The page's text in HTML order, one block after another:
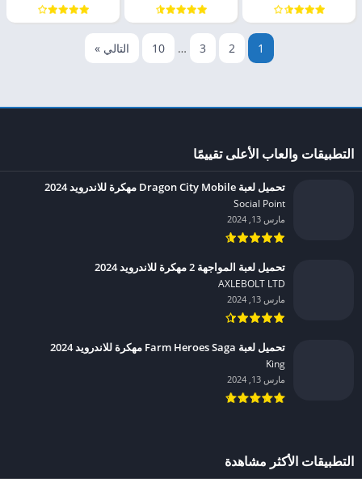
1
2
3
…
10 التالي »
التطبيقات والعاب الأعلى تقييمًا
تحميل لعبة Dragon City Mobile مهكرة للاندرويد 2024
Social Point‏
مارس 13, 2024
تحميل لعبة المواجهة 2 مهكرة للاندرويد 2024
AXLEBOLT LTD‏
مارس 13, 2024
تحميل لعبة Farm Heroes Saga مهكرة للاندرويد 2024
King‏
مارس 13, 2024
التطبيقات الأكثر مشاهدة